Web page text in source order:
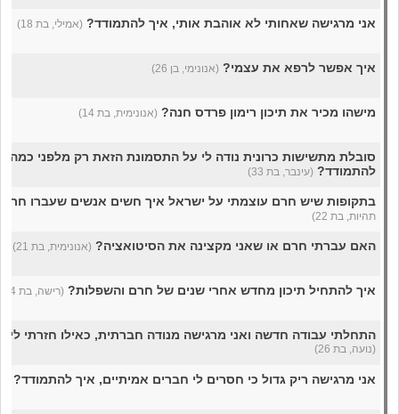
אני מרגישה שאחותי לא אוהבת אותי, איך להתמודד? (אמילי, בת 18)
איך אפשר לרפא את עצמי? (אנונימי, בן 26)
מישהו מכיר את תיכון רימון פרדס חנה? (אנונימית, בת 14)
סובלת מתשישות כרונית נודה לי על התסמונת הזאת רק מלפני כמה
להתמודד? (עינבר, בת 33)
בתקופות שיש חרם עוצמתי על ישראל איך חשים אנשים שעברו
תהיות, בת 22)
האם עברתי חרם או שאני מקצינה את הסיטואציה? (אנונימית, בת 21)
איך להתחיל תיכון מחדש אחרי שנים של חרם והשפלות? (רישה, בת 14)
התחלתי עבודה חדשה ואני מרגישה מנודה חברתית, כאילו חזרתי
(נועה, בת 26)
אני מרגישה ריק גדול כי חסרים לי חברים אמיתיים, איך להתמודד?